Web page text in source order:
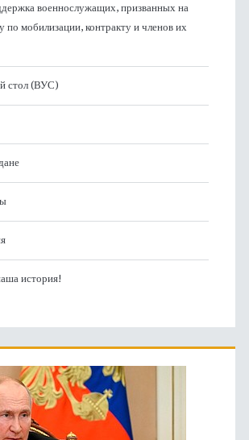
военнослужащих, призванных на
мобилизации, контракту и членов их
стол (ВУС)
история!